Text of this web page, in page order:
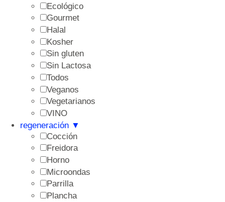
Ecológico
Gourmet
Halal
Kosher
Sin gluten
Sin Lactosa
Todos
Veganos
Vegetarianos
VINO
regeneración ▼
Cocción
Freidora
Horno
Microondas
Parrilla
Plancha